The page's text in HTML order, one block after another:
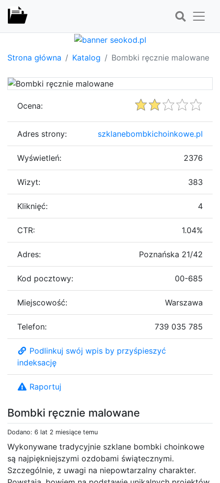
Strona główna Katalog Bombki ręcznie malowane
Bombki ręcznie malowane
Dodano: 6 lat 2 miesiące temu
Wykonywane tradycyjnie szklane bombki choinkowe
są najpiękniejszymi ozdobami świątecznymi.
Szczególnie, z uwagi na niepowtarzalny charakter.
Ocena:
Adres strony: szklanebombkichoinkowe.pl
Wyświetleń: 2376
Wizyt: 383
Kliknięć: 4
CTR: 1.04%
Adres: Poznańska 21/42
Kod pocztowy: 00-685
Miejscowość: Warszawa
Telefon: 739 035 785
Podlinkuj swój wpis by przyśpieszyć
indeksację
Raportuj